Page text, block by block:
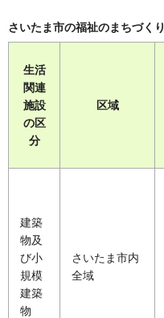
さいたま市の福祉のまちづく
生活
関連
施設
の区
分
区域
建築
物及
び小
規模
建築
物
さいたま市内
全域